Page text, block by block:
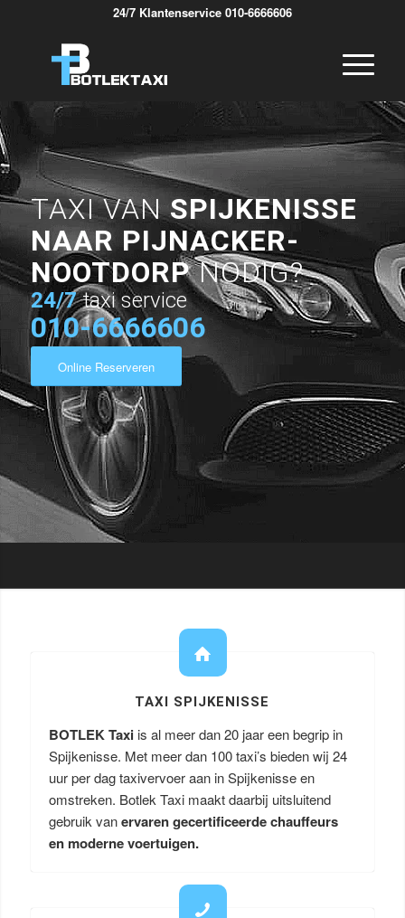
24/7 Klantenservice 010-6666606
TAXI VANSPIJKENISSE
NAAR PIJNACKER-
NOOTDORPNODIG?
24/7 taxi service
010-6666606
Online Reserveren
TAXI SPIJKENISSE
BOTLEK Taxi is al meer dan 20 jaar een begrip in
Spijkenisse. Met meer dan 100 taxi’s bieden wij 24
uur per dag taxivervoer aan in Spijkenisse en
omstreken. Botlek Taxi maakt daarbij uitsluitend
gebruik vanervaren gecertificeerde chauffeurs
en moderne voertuigen.